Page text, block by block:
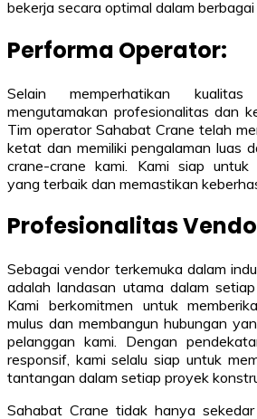
bekerja secara optimal dalam berbagai
Performa Operator:
Selain memperhatikan
mengutamakan profesionalitas dan
Tim operator Sahabat Crane telah
ketat dan memiliki pengalaman luas
crane-crane kami. Kami siap untuk
yang terbaik dan memastikan
Profesionalitas
Sebagai vendor terkemuka dalam
adalah landasan utama dalam
Kami berkomitmen untuk
mulus dan membangun hubungan
pelanggan kami. Dengan
responsif, kami selalu siap untuk
tantangan dalam setiap proyek
Sahabat Crane tidak hanya